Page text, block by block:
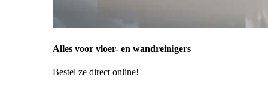
Alles voor vloer- en wandreinigers
Bestel ze direct online!